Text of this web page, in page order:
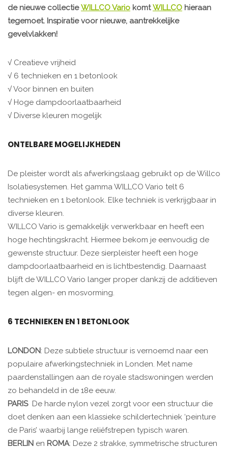
de nieuwe collectieWILLCO Vario komtWILLCO hieraan
tegemoet. Inspiratie voor nieuwe, aantrekkelijke
gevelvlakken!
√ Creatieve vrijheid
√ 6 technieken en 1 betonlook
√ Voor binnen en buiten
√ Hoge dampdoorlaatbaarheid
√ Diverse kleuren mogelijk
ONTELBARE MOGELIJKHEDEN
De pleister wordt als afwerkingslaag gebruikt op de Willco
Isolatiesystemen. Het gamma WILLCO Vario telt 6
technieken en 1 betonlook. Elke techniek is verkrijgbaar in
diverse kleuren.
WILLCO Vario is gemakkelijk verwerkbaar en heeft een
hoge hechtingskracht. Hiermee bekom je eenvoudig de
gewenste structuur. Deze sierpleister heeft een hoge
dampdoorlaatbaarheid en is lichtbestendig. Daarnaast
blijft de WILLCO Vario langer proper dankzij de additieven
tegen algen- en mosvorming.
6 TECHNIEKEN EN 1 BETONLOOK
LONDON: Deze subtiele structuur is vernoemd naar een
populaire afwerkingstechniek in Londen. Met name
paardenstallingen aan de royale stadswoningen werden
zo behandeld in de 18e eeuw.
PARISDe harde nylon vezel zorgt voor een structuur die
doet denken aan een klassieke schildertechniek ‘peinture
de Paris’ waarbij lange reliëfstrepen typisch waren.
BERLIN en ROMA: Deze 2 strakke, symmetrische structuren